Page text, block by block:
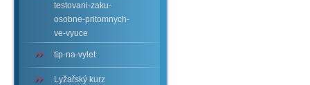
testovani-zaku-
osobne-pritomnych-
ve-vyuce
tip-na-vylet
Lyžařský kurz